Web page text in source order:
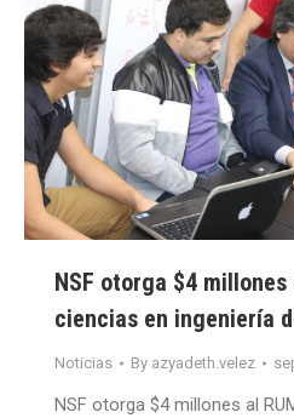
NSF otorga $4 millones
ciencias en ingeniería
Noticias By azyadeth.velez
NSF otorga $4 millones al